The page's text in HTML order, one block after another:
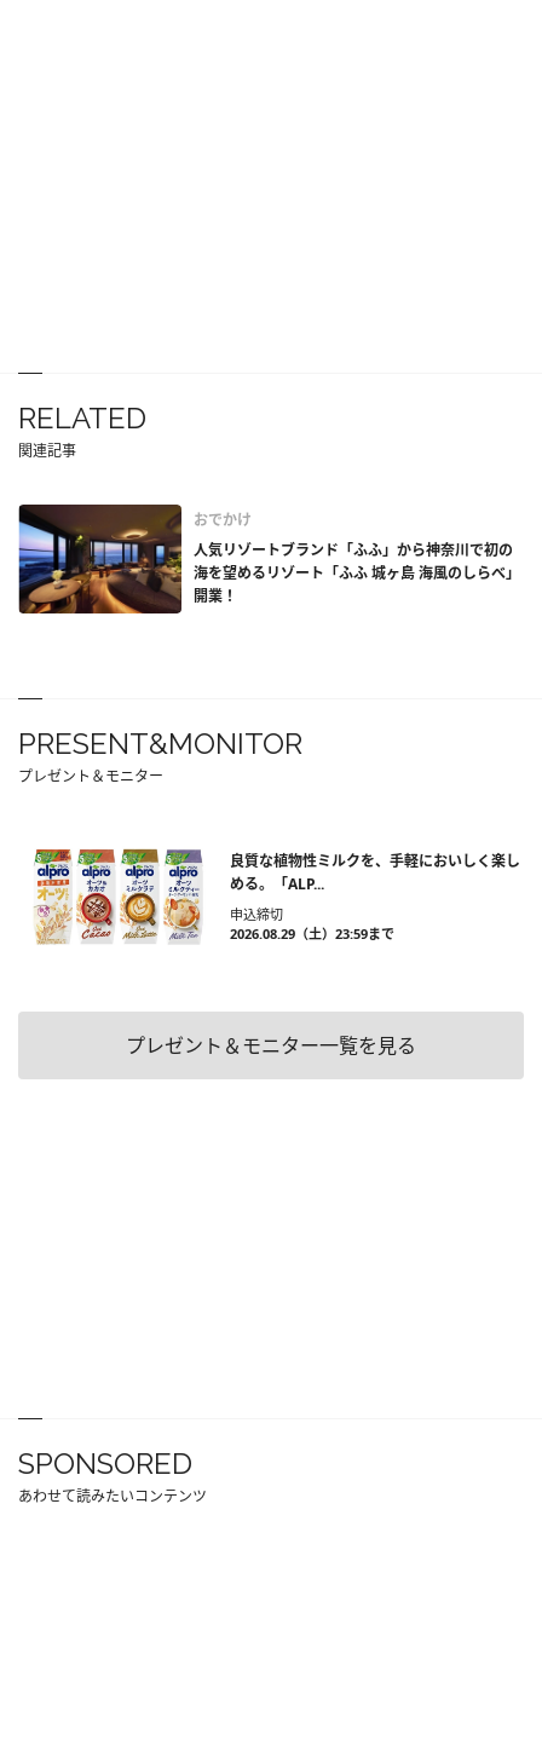
RELATED
関連記事
おでかけ
人気リゾートブランド「ふふ」から神奈川で初の
海を望めるリゾート「ふふ 城ヶ島 海風のしらべ」
開業！
PRESENT&MONITOR
プレゼント＆モニター
良質な植物性ミルクを、手軽においしく楽し
める。「ALP...
申込締切
2026.08.29（土）23:59まで
プレゼント＆モニター一覧を見る
SPONSORED
あわせて読みたいコンテンツ